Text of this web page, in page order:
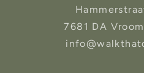
7681 DA